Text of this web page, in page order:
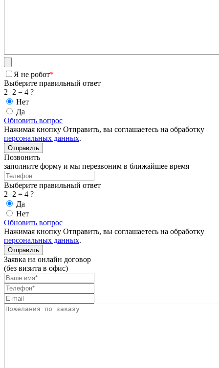
Я не робот*
Выберите правильный ответ
2+2 = 4 ?
Нет
Да
Обновить вопрос
Нажимая кнопку Отправить, вы соглашаетесь на обработку
персональных данных.
Позвонить
заполните форму и мы перезвоним в ближайшее время
Выберите правильный ответ
2+2 = 4 ?
Да
Нет
Обновить вопрос
Нажимая кнопку Отправить, вы соглашаетесь на обработку
персональных данных.
Заявка на онлайн договор
(без визита в офис)